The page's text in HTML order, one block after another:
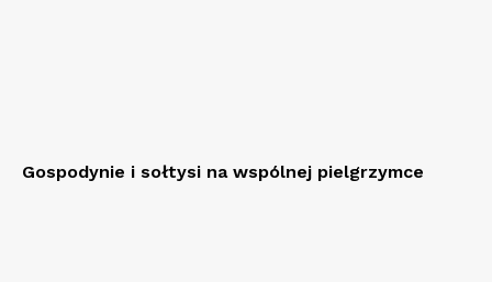
Gospodynie i sołtysi na wspólnej pielgrzymce